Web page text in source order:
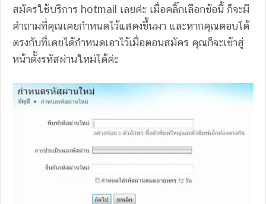
สมัครใช้บริการ hotmail เลยค่ะ เมื่อคลิ๊กเลือกข้อนี้ ก็จะมี
คำถามที่คุณเคยกำหนดไว้แสดงขึ้นมา และหากคุณตอบได้
ตรงกับที่เคยได้กำหนดเอาไว้เมื่อตอนสมัคร คุณก็จะเข้าสู่
หน้าตั้งรหัสผ่านใหม่ได้ค่ะ